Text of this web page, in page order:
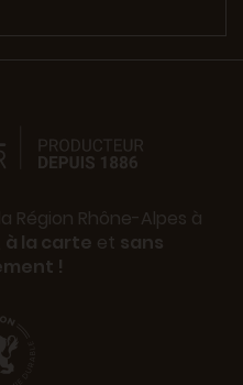
Région Rhône-Alpes à
à la carte et sans
!